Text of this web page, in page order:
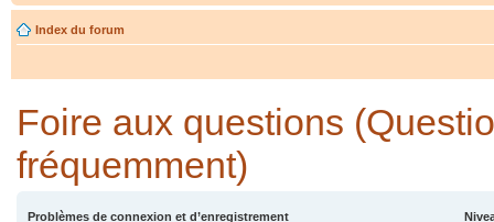
Index du forum
Foire aux questions
fréquemment)
Problèmes de connexion et d’enregistrement